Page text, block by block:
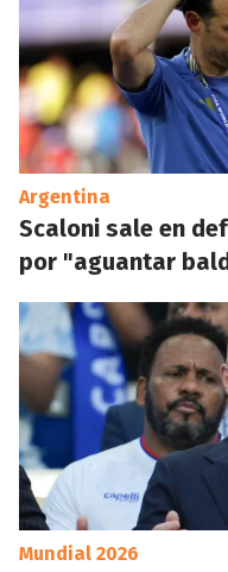
Argentina
Scaloni sale en
por "aguantar
Mundial 2026